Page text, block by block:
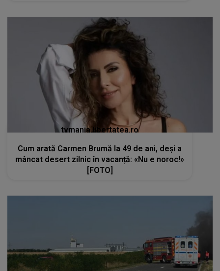
tvmania.libertatea.ro
Cum arată Carmen Brumă la 49 de ani, deși a
mâncat desert zilnic în vacanță: «Nu e noroc!»
[FOTO]